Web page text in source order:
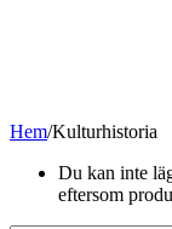
Hem/Kulturhistoria
Du kan inte
eftersom